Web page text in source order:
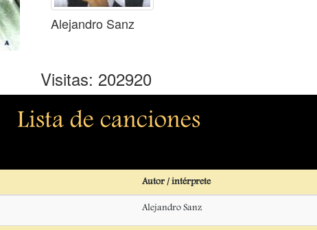
Alejandro Sanz
Visitas: 202920
Lista de canciones
Autor / intérprete
Alejandro Sanz